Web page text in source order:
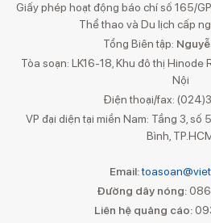
Giấy phép hoạt động báo chí số 165/
Thể thao và Du lịch cấp
Tổng Biên tập:
Tòa soạn: LK16-18, Khu đô thị Hinode
Nội
Điện thoại/fax:
VP đại diện tại miền Nam: Tầng 3, số
Bình,
Email:
Đường dây nóng:
Liên hệ quảng cáo: